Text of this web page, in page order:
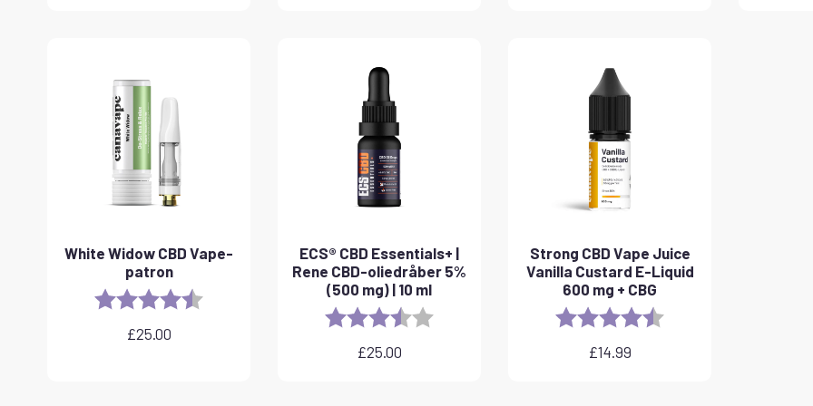
White Widow CBD Vape-
patron
Rating:
£25.00
ECS® CBD Essentials+ |
Rene CBD-oliedråber 5%
(500 mg) | 10 ml
Rating:
£25.00
Strong CBD Vape Juice
Vanilla Custard E-Liquid
600 mg + CBG
Rating:
£14.99